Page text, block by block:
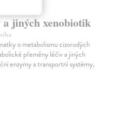
jiných xenobiotik
o metabolismu cizorodých
přeměny léčiv a jiných
enzymy a transportní systémy,